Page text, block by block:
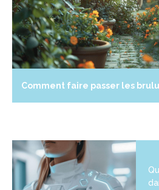
Comment faire passer les